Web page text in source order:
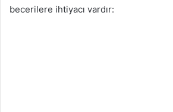
becerilere ihtiyacı vardır: